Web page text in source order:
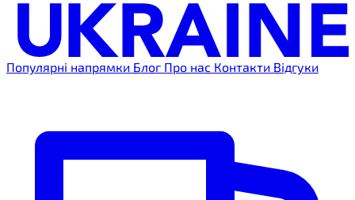
Популярні напрямки Блог Про нас Контакти Відгуки